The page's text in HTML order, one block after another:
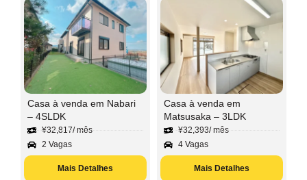
Casa à venda em Nabari
– 4SLDK
¥32,817/ mês
2 Vagas
Mais Detalhes
Casa à venda em
Matsusaka – 3LDK
¥32,393/ mês
4 Vagas
Mais Detalhes